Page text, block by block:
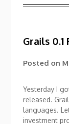
Grails
Posted on
Yesterday I
released.
languages.
investment